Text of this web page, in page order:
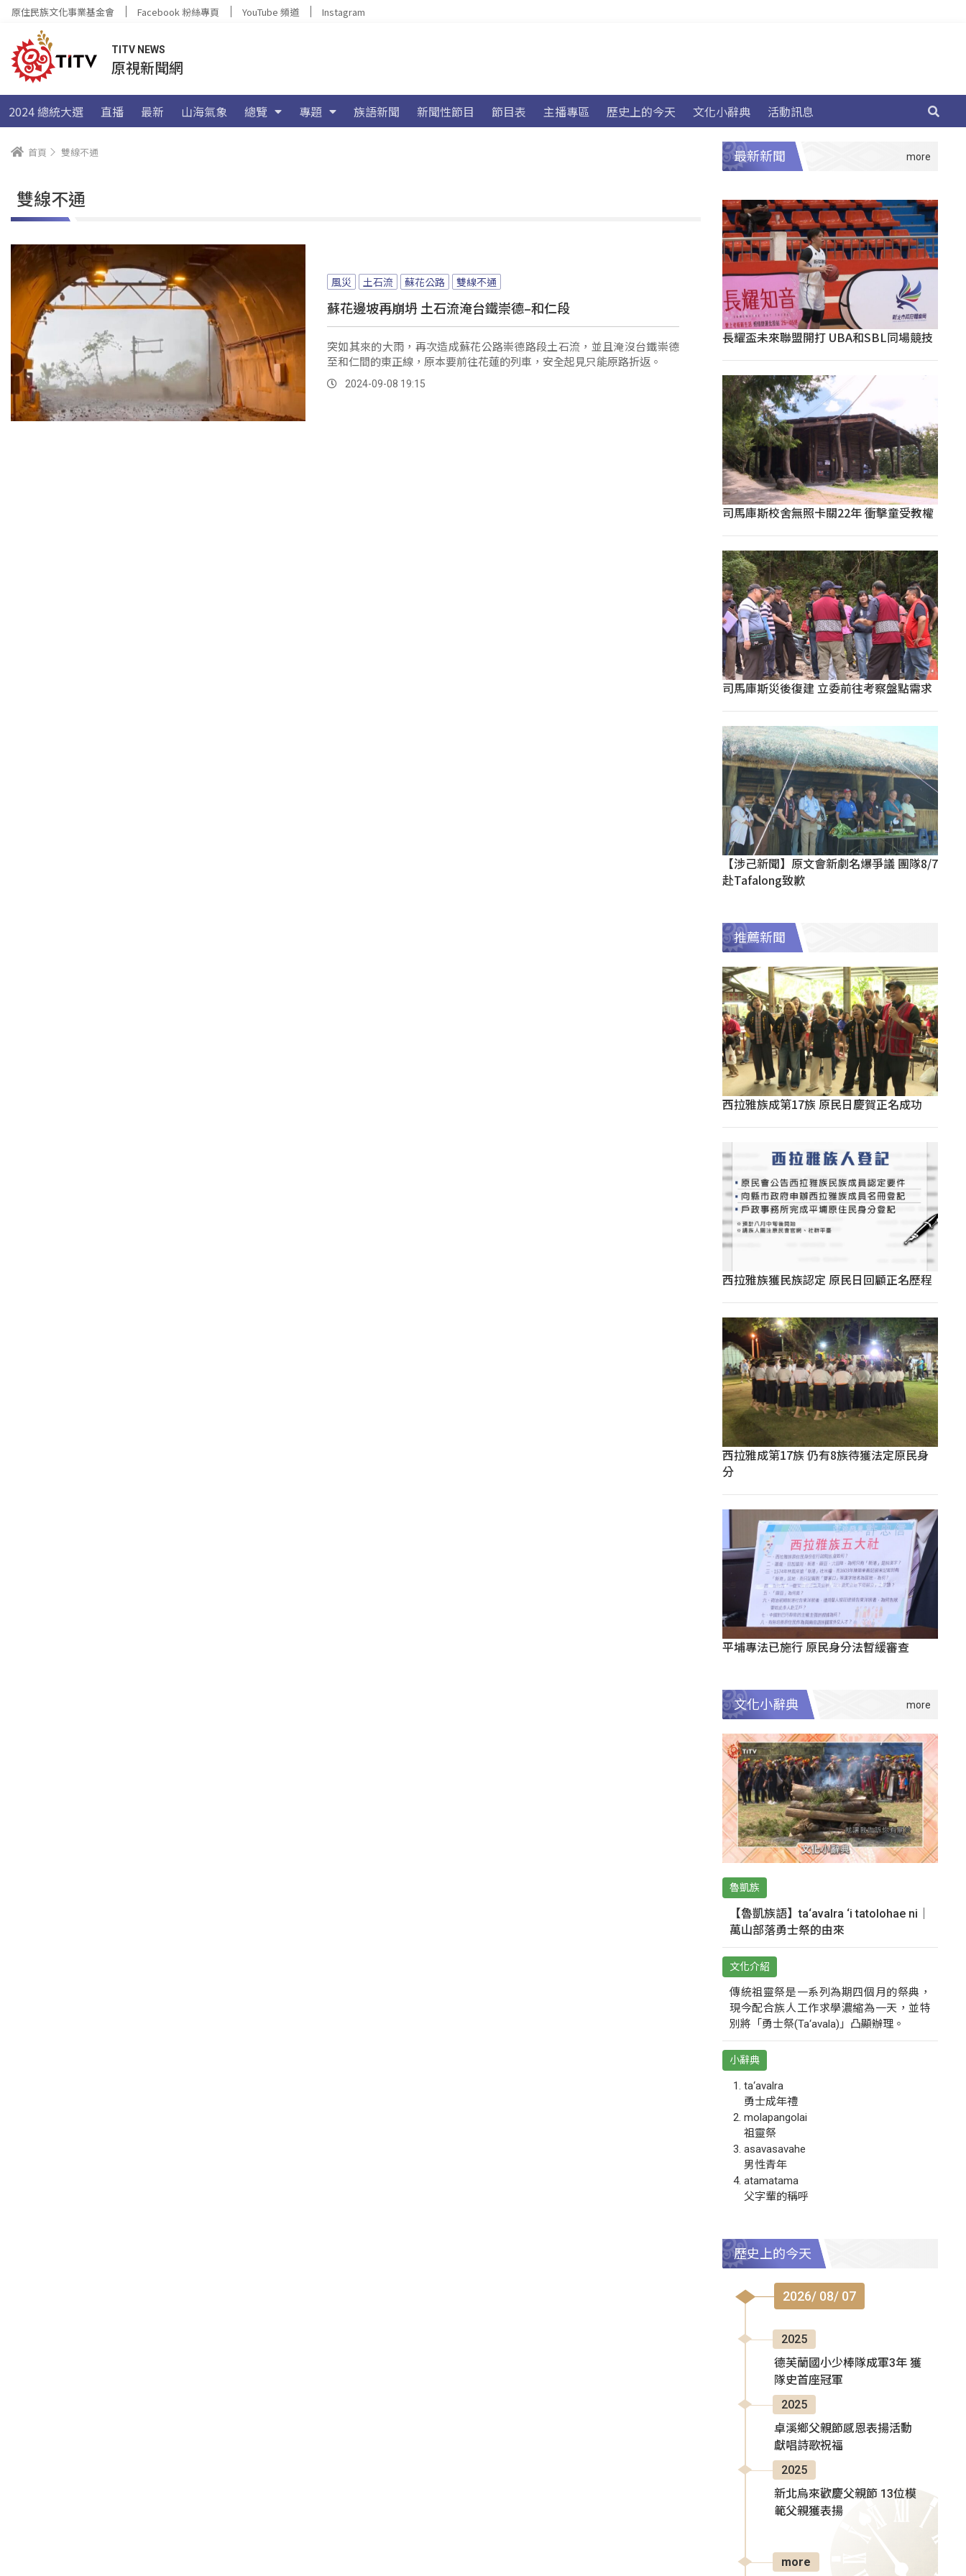
原住民族文化事業基金會 Facebook 粉絲專頁 YouTube 頻道 Instagram
TITV NEWS
原視新聞網
2024 總統大選 直播 最新 山海氣象 總覽 專題 族語新聞 新聞性節目 節目表 主播專區 歷史上的今天 文化小辭典 活動訊息
首頁 雙線不通
雙線不通
風災 土石流 蘇花公路 雙線不通
蘇花邊坡再崩坍 土石流淹台鐵崇德–和仁段
突如其來的大雨，再次造成蘇花公路崇德路段土石流，並且淹沒台鐵崇德
至和仁間的東正線，原本要前往花蓮的列車，安全起見只能原路折返。
2024-09-08 19:15
最新新聞
長耀盃未來聯盟開打 UBA和SBL同場競技
司馬庫斯校舍無照卡關22年 衝擊童受教權
司馬庫斯災後復建 立委前往考察盤點需求
【涉己新聞】原文會新劇名爆爭議 團隊8/7
赴Tafalong致歉
推薦新聞
西拉雅族成第17族 原民日慶賀正名成功
西拉雅族獲民族認定 原民日回顧正名歷程
西拉雅成第17族 仍有8族待獲法定原民身
分
平埔專法已施行 原民身分法暫緩審查
文化小辭典
魯凱族
【魯凱族語】ta‘avalra ‘i tatolohae ni｜
萬山部落勇士祭的由來
文化介紹
傳統祖靈祭是一系列為期四個月的祭典，
現今配合族人工作求學濃縮為一天，並特
別將「勇士祭(Ta‘avala)」凸顯辦理。
小辭典
ta‘avalra
勇士成年禮
molapangolai
祖靈祭
asavasavahe
男性青年
atamatama
父字輩的稱呼
歷史上的今天
2026/ 08/ 07
2025
德芙蘭國小少棒隊成軍3年 獲
隊史首座冠軍
2025
卓溪鄉父親節感恩表揚活動
獻唱詩歌祝福
2025
新北烏來歡慶父親節 13位模
範父親獲表揚
more